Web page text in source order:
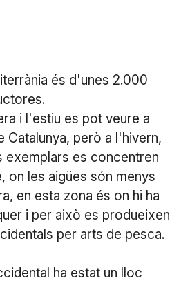
és d'unes 2.000
i l'estiu es pot veure a
Catalunya, però a l'hivern,
exemplars es concentren
on les aigües són menys
en esta zona és on hi ha
i per això es produeixen
per arts de pesca.
ha estat un lloc